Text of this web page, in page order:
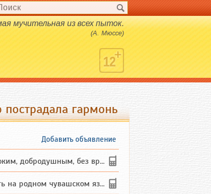
мучительная из всех пыток.
(А. Мюссе)
гармонь
Добавить объявление
без вредных ...
родном чувашском языке